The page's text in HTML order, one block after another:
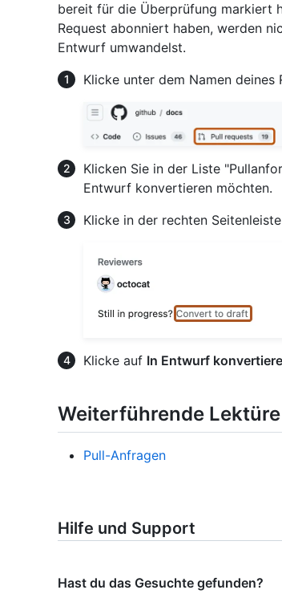
bereit für die Überprüfung markiert
Request abonniert haben, werden
Entwurf umwandelst.
Klicke unter dem Namen deines
Klicken Sie in der Liste
Entwurf konvertieren möchten.
Klicke in der rechten
Klicke auf In Entwurf
Weiterführende Lektüre
Pull-Anfragen
Hilfe und Support
Hast du das Gesuchte gefunden?